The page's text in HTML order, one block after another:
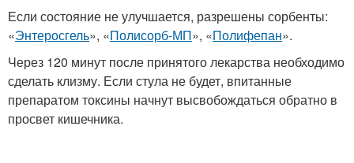
Если состояние не улучшается, разрешены сорбенты:
«Энтеросгель», «Полисорб-МП», «Полифепан».
Через 120 минут после принятого лекарства необходимо
сделать клизму. Если стула не будет, впитанные
препаратом токсины начнут высвобождаться обратно в
просвет кишечника.